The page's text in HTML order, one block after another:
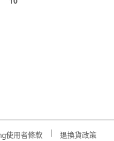
使用者條款
退換貨政策